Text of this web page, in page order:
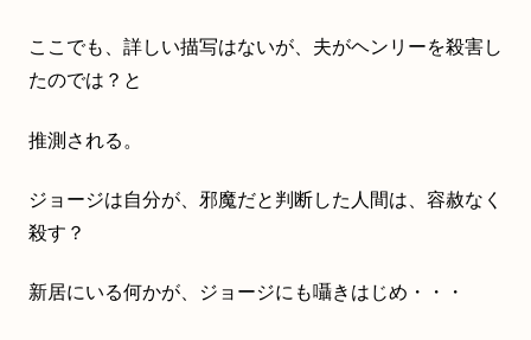
ここでも、詳しい描写はないが、夫がヘンリーを殺害し
たのでは？と
推測される。
ジョージは自分が、邪魔だと判断した人間は、容赦なく
殺す？
新居にいる何かが、ジョージにも囁きはじめ・・・